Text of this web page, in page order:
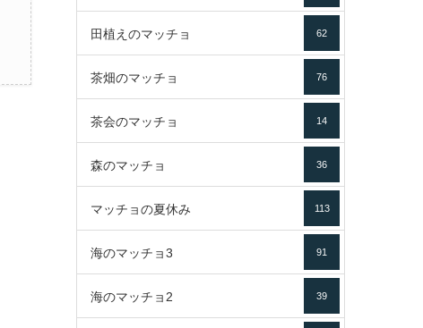
田植えのマッチョ 62
茶畑のマッチョ 76
茶会のマッチョ 14
森のマッチョ 36
マッチョの夏休み 113
海のマッチョ3 91
海のマッチョ2 39